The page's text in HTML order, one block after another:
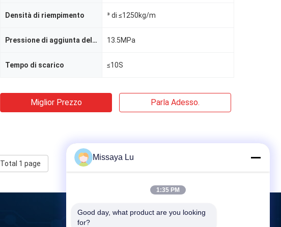
Densità di riempimento ³ di ≤1250kg/m
Pressione di aggiunta della pressione 13.5MPa
Tempo di scarico ≤10S
Miglior Prezzo Parla Adesso.
Total 1 page
Missaya Lu
1:35 PM
Good day, what product are you looking
for?